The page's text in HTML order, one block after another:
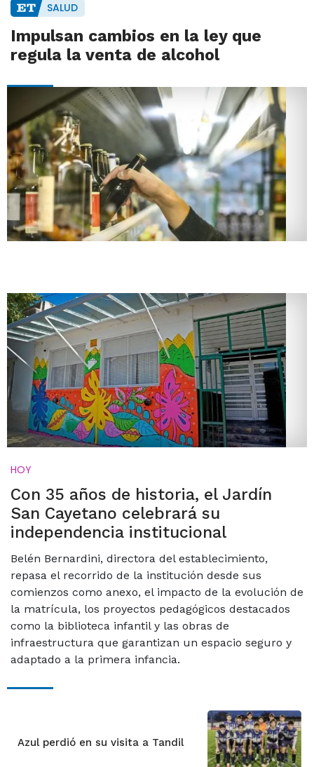
SALUD
Impulsan cambios en la ley que
regula la venta de alcohol
HOY
Con 35 años de historia, el Jardín
San Cayetano celebrará su
independencia institucional
Belén Bernardini, directora del establecimiento,
repasa el recorrido de la institución desde sus
comienzos como anexo, el impacto de la evolución de
la matrícula, los proyectos pedagógicos destacados
como la biblioteca infantil y las obras de
infraestructura que garantizan un espacio seguro y
adaptado a la primera infancia.
Azul perdió en su visita a Tandil